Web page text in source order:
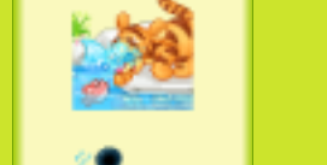
Русалочка: Начало истории
Ариэль / The Little Mermaid:
Лучшее песни из мультфильмов
Диснея / Best Of Disney [Star Edition]
(1999)